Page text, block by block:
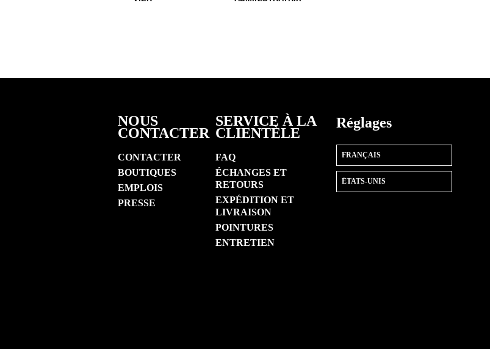
NOUS
CONTACTER
CONTACTER
BOUTIQUES
EMPLOIS
PRESSE
SERVICE À LA
CLIENTÈLE
FAQ
ÉCHANGES ET
RETOURS
EXPÉDITION ET
LIVRAISON
POINTURES
ENTRETIEN
Réglages